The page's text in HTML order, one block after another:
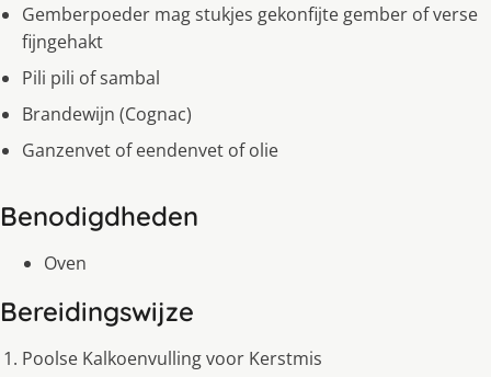
Gemberpoeder mag stukjes gekonfijte gember of verse
fijngehakt
Pili pili of sambal
Brandewijn (Cognac)
Ganzenvet of eendenvet of olie
Benodigdheden
Oven
Bereidingswijze
Poolse Kalkoenvulling voor Kerstmis